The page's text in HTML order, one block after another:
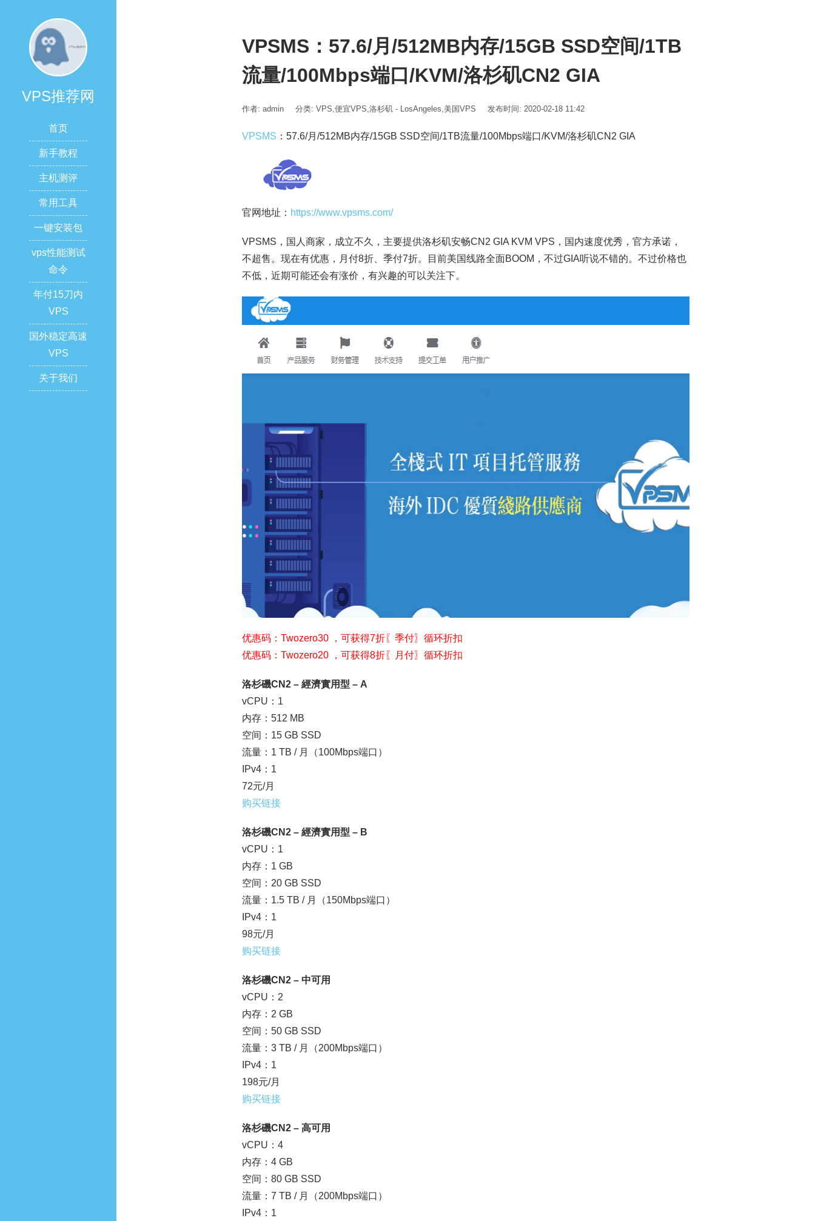
VPS推荐网
首页
新手教程
主机测评
常用工具
一键安装包
vps性能测试
命令
年付15刀内
VPS
国外稳定高速
VPS
关于我们
VPSMS：57.6/月/512MB内存/15GB SSD空间/1TB
流量/100Mbps端口/KVM/洛杉矶CN2 GIA
作者: admin 分类: VPS,便宜VPS,洛杉矶 - LosAngeles,美国VPS 发布时间: 2020-02-18 11:42
VPSMS ：57.6/月/512MB内存/15GB SSD空间/1TB流量/100Mbps端口/KVM/洛杉矶CN2 GIA
官网地址： https://www.vpsms.com/
VPSMS，国人商家，成立不久，主要提供洛杉矶安畅CN2 GIA KVM VPS，国内速度优秀，官方承诺，
不超售。现在有优惠，月付8折、季付7折。目前美国线路全面BOOM，不过GIA听说不错的。不过价格也
不低，近期可能还会有涨价，有兴趣的可以关注下。
优惠码：Twozero30 ，可获得7折〖季付〗循环折扣
优惠码：Twozero20 ，可获得8折〖月付〗循环折扣
洛杉磯CN2 – 經濟實用型 – A
vCPU：1
内存：512 MB
空间：15 GB SSD
流量：1 TB / 月（100Mbps端口）
IPv4：1
72元/月
购买链接
洛杉磯CN2 – 經濟實用型 – B
vCPU：1
内存：1 GB
空间：20 GB SSD
流量：1.5 TB / 月（150Mbps端口）
IPv4：1
98元/月
购买链接
洛杉磯CN2 – 中可用
vCPU：2
内存：2 GB
空间：50 GB SSD
流量：3 TB / 月（200Mbps端口）
IPv4：1
198元/月
购买链接
洛杉磯CN2 – 高可用
vCPU：4
内存：4 GB
空间：80 GB SSD
流量：7 TB / 月（200Mbps端口）
IPv4：1